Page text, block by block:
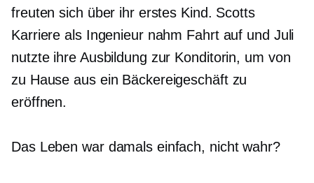
freuten sich über ihr erstes Kind. Scotts
Karriere als Ingenieur nahm Fahrt auf und Juli
nutzte ihre Ausbildung zur Konditorin, um von
zu Hause aus ein Bäckereigeschäft zu
eröffnen.
Das Leben war damals einfach, nicht wahr?